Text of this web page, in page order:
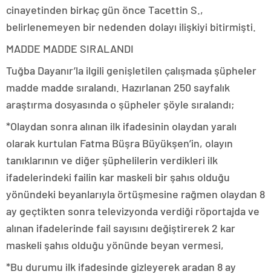
cinayetinden birkaç gün önce Tacettin S.,
belirlenemeyen bir nedenden dolayı ilişkiyi bitirmişti.
MADDE MADDE SIRALANDI
Tuğba Dayanır’la ilgili genişletilen çalışmada şüpheler
madde madde sıralandı. Hazırlanan 250 sayfalık
araştırma dosyasında o şüpheler şöyle sıralandı;
*Olaydan sonra alınan ilk ifadesinin olaydan yaralı
olarak kurtulan Fatma Büşra Büyükşen’in, olayın
tanıklarının ve diğer şüphelilerin verdikleri ilk
ifadelerindeki failin kar maskeli bir şahıs olduğu
yönündeki beyanlarıyla örtüşmesine rağmen olaydan 8
ay geçtikten sonra televizyonda verdiği röportajda ve
alınan ifadelerinde fail sayısını değiştirerek 2 kar
maskeli şahıs olduğu yönünde beyan vermesi,
*Bu durumu ilk ifadesinde gizleyerek aradan 8 ay